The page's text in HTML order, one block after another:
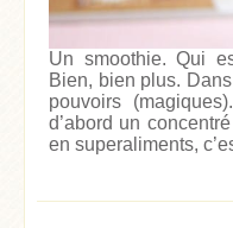
Un smoothie. Qui
Bien, bien plus.
pouvoirs
d’abord un
en superaliments,